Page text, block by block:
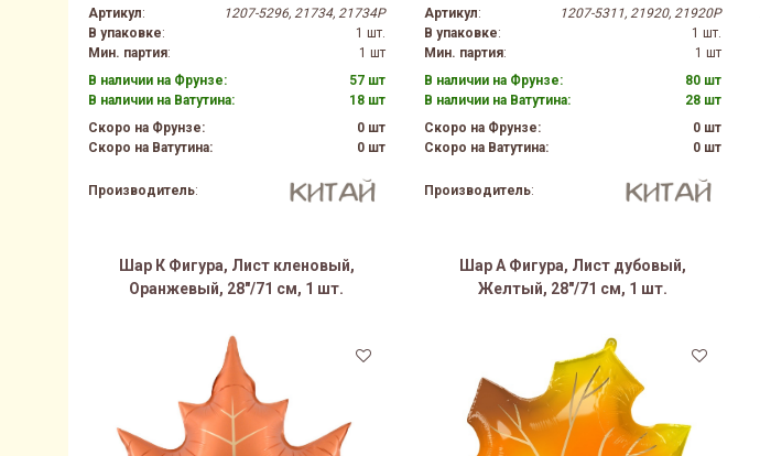
Артикул:
1207-5296, 21734, 21734P
В упаковке:
1 шт.
Мин. партия:
1 шт
В наличии на Фрунзе:
57 шт
В наличии на Ватутина:
18 шт
Скоро на Фрунзе:
0 шт
Скоро на Ватутина:
0 шт
Производитель:
Артикул:
1207-5311, 21920, 21920P
В упаковке:
1 шт.
Мин. партия:
1 шт
В наличии на Фрунзе:
80 шт
В наличии на Ватутина:
28 шт
Скоро на Фрунзе:
0 шт
Скоро на Ватутина:
0 шт
Производитель:
Шар К Фигура, Лист кленовый,
Оранжевый, 28"/71 см, 1 шт.
Шар А Фигура, Лист дубовый,
Желтый, 28"/71 см, 1 шт.